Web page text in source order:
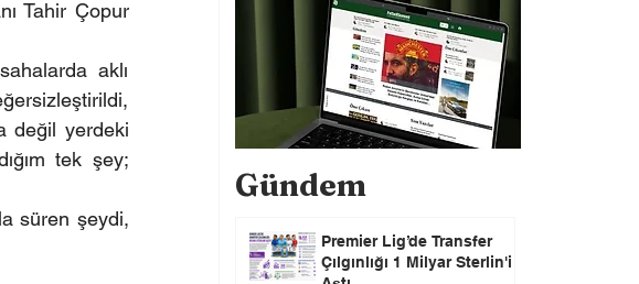
Tahir Çopur
aklı
değil yerdeki
tek şey;
süren şeydi,
Gündem
Premier Lig’de Transfer
Çılgınlığı 1 Milyar Sterlin'i